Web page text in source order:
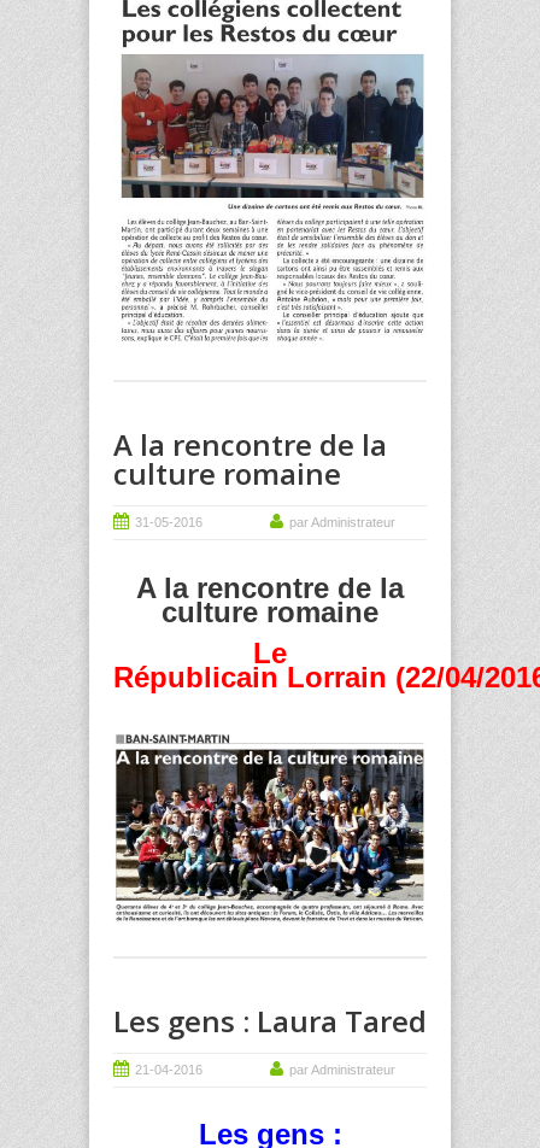
A la rencontre de la
culture romaine
31-05-2016 par Administrateur
A la rencontre de la
culture romaine
Le
Républicain Lorrain (22/04/
Les gens : Laura Tared
21-04-2016 par Administrateur
Les gens :